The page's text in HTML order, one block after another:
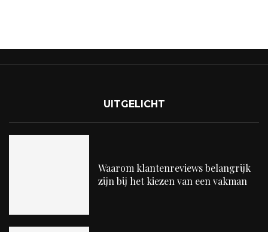
UITGELICHT
Waarom klantenreviews belangrijk
zijn bij het kiezen van een vakman